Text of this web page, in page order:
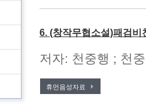
6. (창작무협소설)패검비
저자: 천중행 ; 천
휴먼음성자료